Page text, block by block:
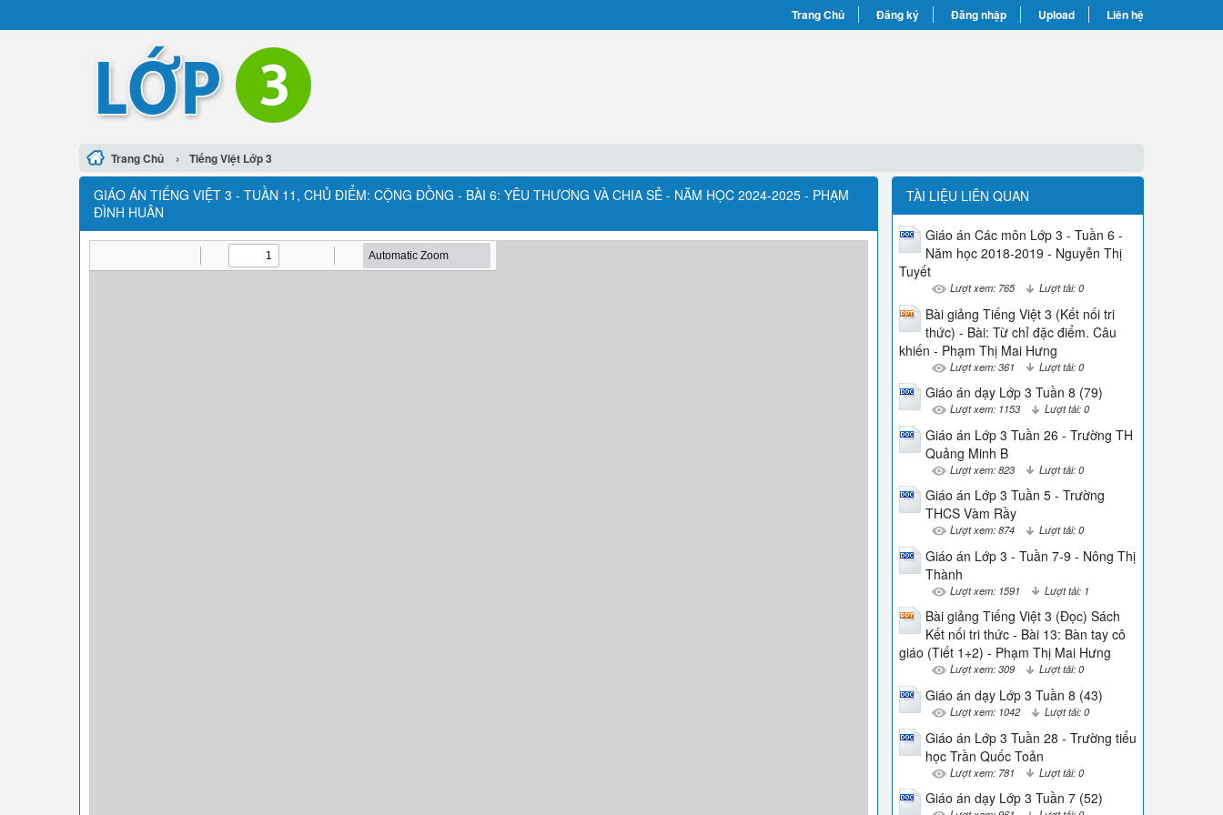
Trang Chủ Đăng ký Đăng nhập Upload Liên hệ
Trang Chủ › Tiếng Việt Lớp 3
GIÁO ÁN TIẾNG VIỆT 3 - TUẦN 11, CHỦ ĐIỂM: CỘNG ĐỒNG - BÀI 6: YÊU THƯƠNG VÀ CHIA SẺ - NĂM HỌC 2024-2025 - PHẠM
ĐÌNH HUÂN
TÀI LIỆU LIÊN QUAN
Giáo án Các môn Lớp 3 - Tuần 6 -
Năm học 2018-2019 - Nguyễn Thị
Tuyết
Lượt xem: 765 Lượt tải: 0
Bài giảng Tiếng Việt 3 (Kết nối tri
thức) - Bài: Từ chỉ đặc điểm. Câu
khiến - Phạm Thị Mai Hưng
Lượt xem: 361 Lượt tải: 0
Giáo án dạy Lớp 3 Tuần 8 (79)
Lượt xem: 1153 Lượt tải: 0
Giáo án Lớp 3 Tuần 26 - Trường TH
Quảng Minh B
Lượt xem: 823 Lượt tải: 0
Giáo án Lớp 3 Tuần 5 - Trường
THCS Vàm Rầy
Lượt xem: 874 Lượt tải: 0
Giáo án Lớp 3 - Tuần 7-9 - Nông Thị
Thành
Lượt xem: 1591 Lượt tải: 1
Bài giảng Tiếng Việt 3 (Đọc) Sách
Kết nối tri thức - Bài 13: Bàn tay cô
giáo (Tiết 1+2) - Phạm Thị Mai Hưng
Lượt xem: 309 Lượt tải: 0
Giáo án dạy Lớp 3 Tuần 8 (43)
Lượt xem: 1042 Lượt tải: 0
Giáo án Lớp 3 Tuần 28 - Trường tiểu
học Trần Quốc Toản
Lượt xem: 781 Lượt tải: 0
Giáo án dạy Lớp 3 Tuần 7 (52)